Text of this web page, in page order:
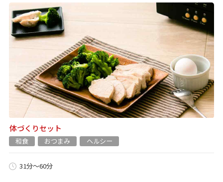
体づくりセット
和食 おつまみ ヘルシー
31分～60分